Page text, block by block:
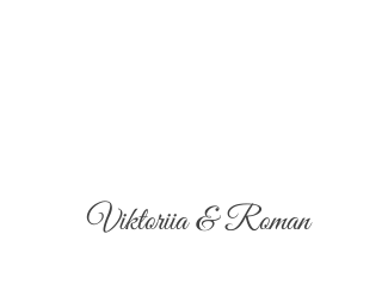
Viktoriia & Roman